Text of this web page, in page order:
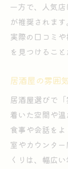
一方で、人気
が推奨されま
実際の口コミ
を見つけること
居酒屋の雰囲
居酒屋選びで
着いた空間や温
食事や会話を
室やカウンタ
くりは、幅広